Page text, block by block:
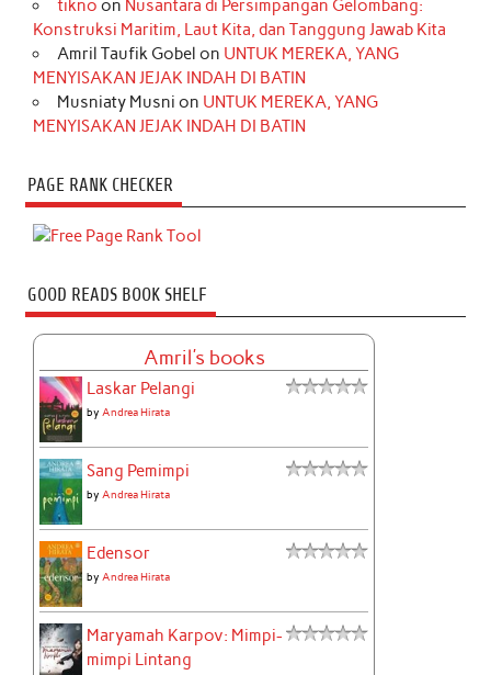
tikno on Nusantara di Persimpangan Gelombang:
Konstruksi Maritim, Laut Kita, dan Tanggung Jawab Kita
Amril Taufik Gobel on UNTUK MEREKA, YANG
MENYISAKAN JEJAK INDAH DI BATIN
Musniaty Musni on UNTUK MEREKA, YANG
MENYISAKAN JEJAK INDAH DI BATIN
PAGE RANK CHECKER
GOOD READS BOOK SHELF
Amril's books
Laskar Pelangi
byAndrea Hirata
Sang Pemimpi
byAndrea Hirata
Edensor
byAndrea Hirata
Maryamah Karpov: Mimpi-
mimpi Lintang